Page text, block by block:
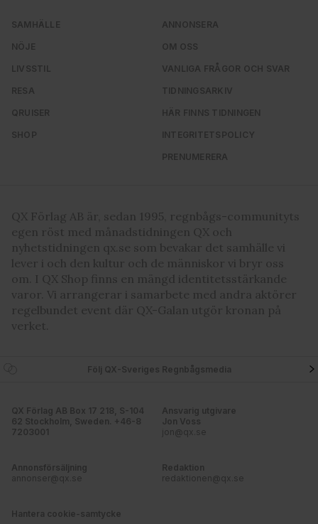
SAMHÄLLE
NÖJE
LIVSSTIL
RESA
QRUISER
SHOP
ANNONSERA
OM OSS
VANLIGA FRÅGOR OCH SVAR
TIDNINGSARKIV
HÄR FINNS TIDNINGEN
INTEGRITETSPOLICY
PRENUMERERA
QX Förlag AB är, sedan 1995, regnbågs-communityts
egen röst med månadstidningen QX och
nyhetstidningen qx.se som bevakar det samhälle vi
lever i och den kultur och de människor vi bryr oss
om. I QX Shop finns en mängd identitetsstärkande
varor. Vi arrangerar i samarbete med andra aktörer
regelbundet event där QX-Galan utgör kronan på
verket.
Följ QX-Sveriges Regnbågsmedia
QX Förlag AB Box 17 218, S-104
62 Stockholm, Sweden. +46-8
7203001
Ansvarig utgivare
Jon Voss
jon@qx.se
Annonsförsäljning
annonser@qx.se
Redaktion
redaktionen@qx.se
Hantera cookie-samtycke